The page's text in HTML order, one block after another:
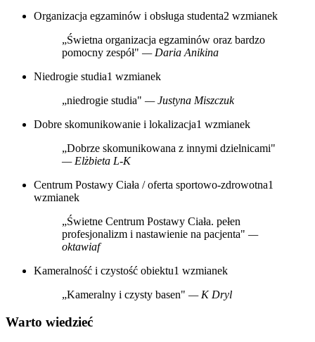
Organizacja egzaminów i obsługa studenta2 wzmianek
„Świetna organizacja egzaminów oraz bardzo
pomocny zespół" — Daria Anikina
Niedrogie studia1 wzmianek
„niedrogie studia" — Justyna Miszczuk
Dobre skomunikowanie i lokalizacja1 wzmianek
„Dobrze skomunikowana z innymi dzielnicami"
— Elżbieta L-K
Centrum Postawy Ciała / oferta sportowo-zdrowotna1
wzmianek
„Świetne Centrum Postawy Ciała. pełen
profesjonalizm i nastawienie na pacjenta" —
oktawiaf
Kameralność i czystość obiektu1 wzmianek
„Kameralny i czysty basen" — K Dryl
Warto wiedzieć